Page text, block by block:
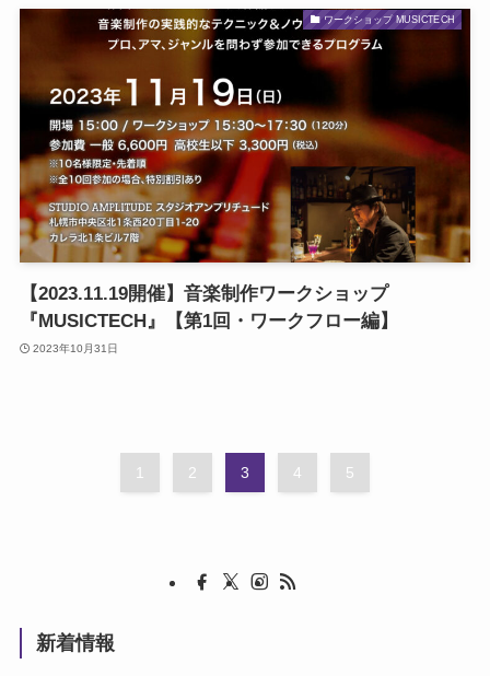
ワークショップ MUSICTECH
【2023.11.19開催】音楽制作ワークショップ
『MUSICTECH』【第1回・ワークフロー編】
2023年10月31日
1 2 3 4 5
新着情報